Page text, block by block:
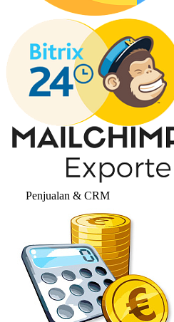
Penjualan & CRM